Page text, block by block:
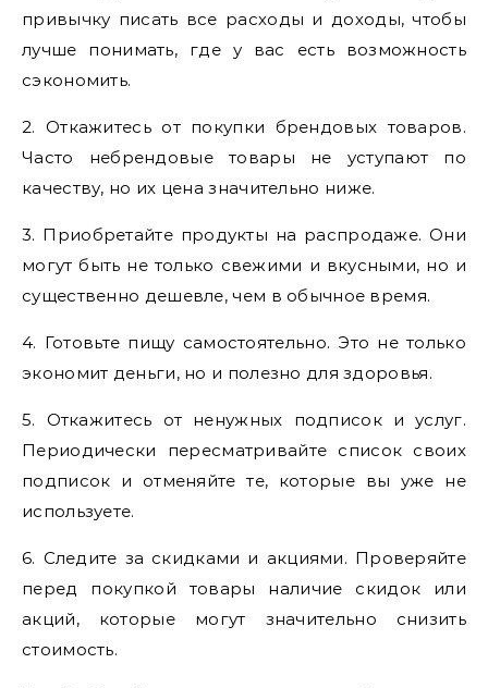
привычку писать все расходы и доходы, чтобы
лучше понимать, где у вас есть возможность
сэкономить.
2. Откажитесь от покупки брендовых товаров.
Часто небрендовые товары не уступают по
качеству, но их цена значительно ниже.
3. Приобретайте продукты на распродаже. Они
могут быть не только свежими и вкусными, но и
существенно дешевле, чем в обычное время.
4. Готовьте пищу самостоятельно. Это не только
экономит деньги, но и полезно для здоровья.
5. Откажитесь от ненужных подписок и услуг.
Периодически пересматривайте список своих
подписок и отменяйте те, которые вы уже не
используете.
6. Следите за скидками и акциями. Проверяйте
перед покупкой товары наличие скидок или
акций, которые могут значительно снизить
стоимость.